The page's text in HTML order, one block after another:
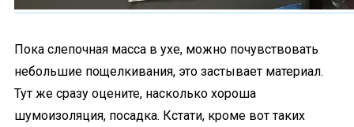
Пока слепочная масса в ухе, можно почувствовать
небольшие пощелкивания, это застывает материал.
Тут же сразу оцените, насколько хороша
шумоизоляция, посадка. Кстати, кроме вот таких